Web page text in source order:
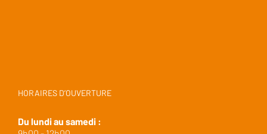
HORAIRES D’OUVERTURE
Du lundi au samedi :